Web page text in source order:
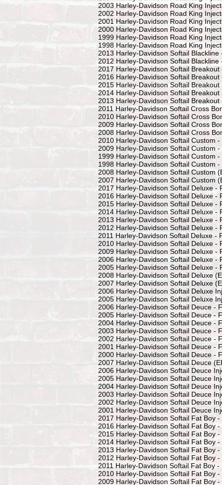
2003 Harley-Davidson Road King
2002 Harley-Davidson Road King
2001 Harley-Davidson Road King
2000 Harley-Davidson Road King
1999 Harley-Davidson Road King
1998 Harley-Davidson Road King
2013 Harley-Davidson Softail Blackline
2012 Harley-Davidson Softail Blackline
2017 Harley-Davidson Softail Breakout
2016 Harley-Davidson Softail Breakout
2015 Harley-Davidson Softail Breakout
2014 Harley-Davidson Softail Breakout
2013 Harley-Davidson Softail Breakout
2011 Harley-Davidson Softail Cross
2010 Harley-Davidson Softail Cross
2009 Harley-Davidson Softail Cross
2008 Harley-Davidson Softail Cross
2010 Harley-Davidson Softail Custom -
2009 Harley-Davidson Softail Custom -
1999 Harley-Davidson Softail Custom -
1998 Harley-Davidson Softail Custom -
2008 Harley-Davidson Softail Custom
2007 Harley-Davidson Softail Custom
2017 Harley-Davidson Softail Deluxe -
2016 Harley-Davidson Softail Deluxe -
2015 Harley-Davidson Softail Deluxe -
2014 Harley-Davidson Softail Deluxe -
2013 Harley-Davidson Softail Deluxe -
2012 Harley-Davidson Softail Deluxe -
2011 Harley-Davidson Softail Deluxe -
2010 Harley-Davidson Softail Deluxe -
2009 Harley-Davidson Softail Deluxe -
2006 Harley-Davidson Softail Deluxe -
2005 Harley-Davidson Softail Deluxe -
2008 Harley-Davidson Softail Deluxe
2007 Harley-Davidson Softail Deluxe
2006 Harley-Davidson Softail Deluxe
2005 Harley-Davidson Softail Deluxe
2006 Harley-Davidson Softail Deuce -
2005 Harley-Davidson Softail Deuce -
2004 Harley-Davidson Softail Deuce -
2003 Harley-Davidson Softail Deuce -
2002 Harley-Davidson Softail Deuce -
2001 Harley-Davidson Softail Deuce -
2000 Harley-Davidson Softail Deuce -
2007 Harley-Davidson Softail Deuce
2006 Harley-Davidson Softail Deuce
2005 Harley-Davidson Softail Deuce
2004 Harley-Davidson Softail Deuce
2003 Harley-Davidson Softail Deuce
2002 Harley-Davidson Softail Deuce
2001 Harley-Davidson Softail Deuce
2017 Harley-Davidson Softail Fat Boy
2016 Harley-Davidson Softail Fat Boy -
2015 Harley-Davidson Softail Fat Boy -
2014 Harley-Davidson Softail Fat Boy -
2013 Harley-Davidson Softail Fat Boy -
2012 Harley-Davidson Softail Fat Boy
2011 Harley-Davidson Softail Fat Boy -
2010 Harley-Davidson Softail Fat Boy
2009 Harley-Davidson Softail Fat Boy